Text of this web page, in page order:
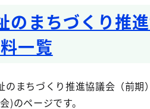
のまちづくり推
一覧
のまちづくり推進協議会（前
)のページです。